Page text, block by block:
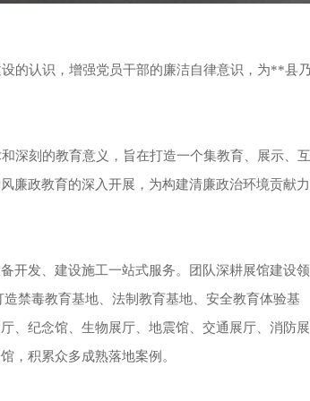
的认识，增强党员干部的廉洁自律意识，为**县
深刻的教育意义，旨在打造一个集教育、展示、互
廉政教育的深入开展，为构建清廉政治环境贡献力
开发、建设施工一站式服务。团队深耕展馆建设领
禁毒教育基地、法制教育基地、安全教育体验基
、纪念馆、生物展厅、地震馆、交通展厅、消防展
，积累众多成熟落地案例。